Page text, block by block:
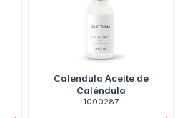
Calendula Aceite de
Caléndula
1000287